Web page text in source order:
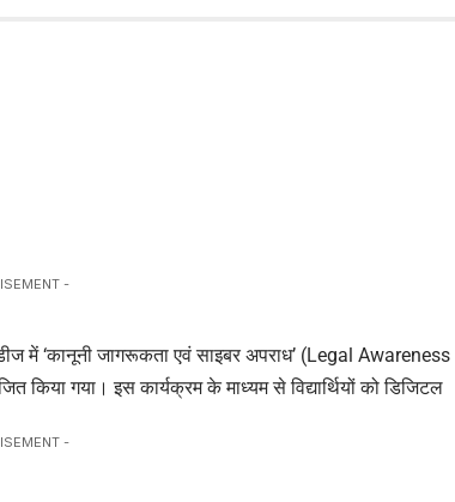
-
में ‘कानूनी जागरूकता एवं साइबर अपराध’ (Legal Awareness
किया गया। इस कार्यक्रम के माध्यम से विद्यार्थियों को डिजिटल
-